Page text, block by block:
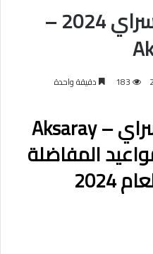
مفاضلة جامعة اكسراي 2024 –
183 دقيقة واحدة
–
Aksaray
المفاضلة
2024